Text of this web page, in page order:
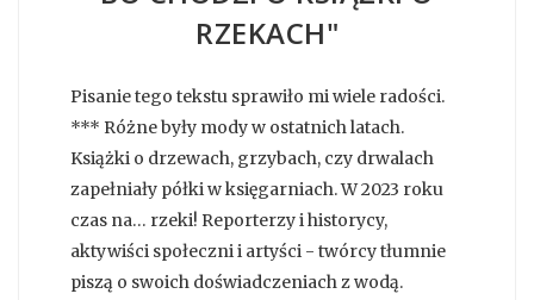
RZEKACH"
Pisanie tego tekstu sprawiło mi wiele radości.
*** Różne były mody w ostatnich latach.
Książki o drzewach, grzybach, czy drwalach
zapełniały półki w księgarniach. W 2023 roku
czas na… rzeki! Reporterzy i historycy,
aktywiści społeczni i artyści - twórcy tłumnie
piszą o swoich doświadczeniach z wodą.